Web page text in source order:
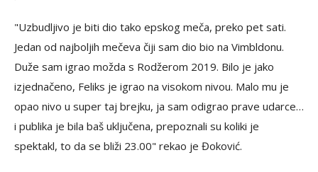
"Uzbudljivo je biti dio tako epskog meča, preko pet sati.
Jedan od najboljih mečeva čiji sam dio bio na Vimbldonu.
Duže sam igrao možda s Rodžerom 2019. Bilo je jako
izjednačeno, Feliks je igrao na visokom nivou. Malo mu je
opao nivo u super taj brejku, ja sam odigrao prave udarce…
i publika je bila baš uključena, prepoznali su koliki je
spektakl, to da se bliži 23.00" rekao je Đoković.